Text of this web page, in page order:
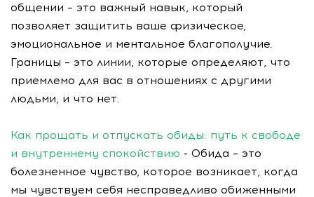
общении – это важный навык, который
позволяет защитить ваше физическое,
эмоциональное и ментальное благополучие.
Границы – это линии, которые определяют, что
приемлемо для вас в отношениях с другими
людьми, и что нет.
Как прощать и отпускать обиды: путь к свободе
и внутреннему спокойствию - Обида – это
болезненное чувство, которое возникает, когда
мы чувствуем себя несправедливо обиженными